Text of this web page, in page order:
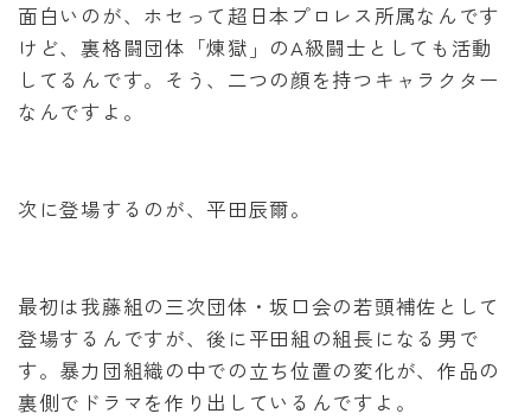
面白いのが、ホセって超日本プロレス所属なんです
けど、裏格闘団体「煉獄」のA級闘士としても活動
してるんです。そう、二つの顔を持つキャラクター
なんですよ。
次に登場するのが、平田辰爾。
最初は我藤組の三次団体・坂口会の若頭補佐として
登場するんですが、後に平田組の組長になる男で
す。暴力団組織の中での立ち位置の変化が、作品の
裏側でドラマを作り出しているんですよ。